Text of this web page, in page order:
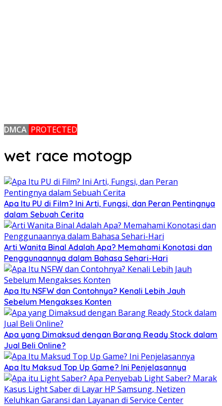
DMCA PROTECTED
wet race motogp
Apa Itu PU di Film? Ini Arti, Fungsi, dan Peran Pentingnya
dalam Sebuah Cerita
Arti Wanita Binal Adalah Apa? Memahami Konotasi dan
Penggunaannya dalam Bahasa Sehari-Hari
Apa Itu NSFW dan Contohnya? Kenali Lebih Jauh
Sebelum Mengakses Konten
Apa yang Dimaksud dengan Barang Ready Stock dalam
Jual Beli Online?
Apa Itu Maksud Top Up Game? Ini Penjelasannya